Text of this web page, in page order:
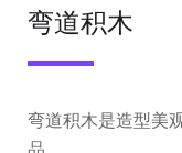
弯道积木
弯道积木是造型美